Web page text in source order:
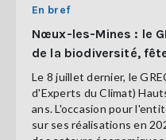
En bref
Nœux-les-Mines : le
de la biodiversité,
Le 8 juillet dernier, le
d'Experts du Climat)
ans. L'occasion pour
sur ses réalisations en